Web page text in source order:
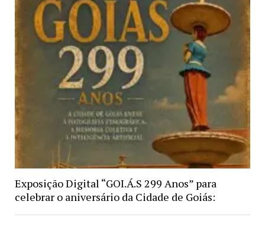
Exposição Digital “GOI.Á.S 299 Anos” para
celebrar o aniversário da Cidade de Goiás: